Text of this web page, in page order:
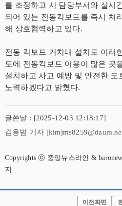
를 조정하고 시 담당부서와 실시
되어 있는 전동킥보드를 즉시 처
해 상호협력하고 있다.
전동 킥보드 거치대 설치도 이러
도에 전동킥보드 이용이 많은 곳
설치하고 사고 예방 및 안전한 도
노력하겠다고 밝혔다.
글쓴날 : [2025-12-03 12:18:17]
김용범 기자
Copyrights ⓒ 중앙뉴스라인 &
지
이전화면